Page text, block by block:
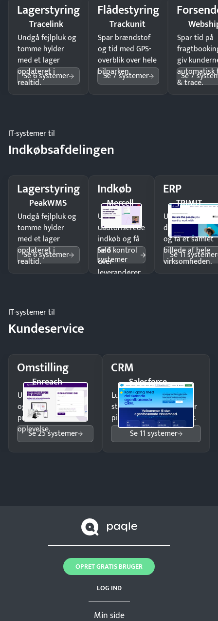
Lagerstyring
Tracelink
Undgå fejlpluk og
tomme hylder
med et lager
opdateret i
realtid.
Se 6 systemer
Flådestyring
Trackunit
Spar brændstof
og tid med GPS-
overblik over hele
bilparken.
Se 7 systemer
Spar tid på
giv
automatisk
& trace.
Se 7
IT-systemer til
Indkøbsafdelingen
Lagerstyring
PeakWMS
Undgå fejlpluk og
tomme hylder
med et lager
opdateret i
realtid.
Se 6 systemer
Indkøb
Mercell
Undgå
uautoriserede
indkøb og få
fuld kontrol
over
leverandører
Se 6
systemer
ERP
TRIMIT
Undgå
og få ét samlet
billede af hele
virksomheden.
Se 11 systemer
IT-systemer til
Kundeservice
Omstilling
Enreach
Undgå tabte opkald
og giv kunderne en
professionel
oplevelse.
Se 25 systemer
CRM
Salesforce
Luk flere salg med et
struktureret overblik over
pipeline og opfølgninger.
Se 11 systemer
Min side
LOG IND
OPRET GRATIS BRUGER